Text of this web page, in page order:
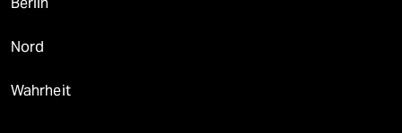
Nord
Wahrheit